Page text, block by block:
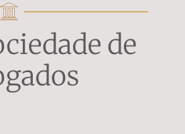
de